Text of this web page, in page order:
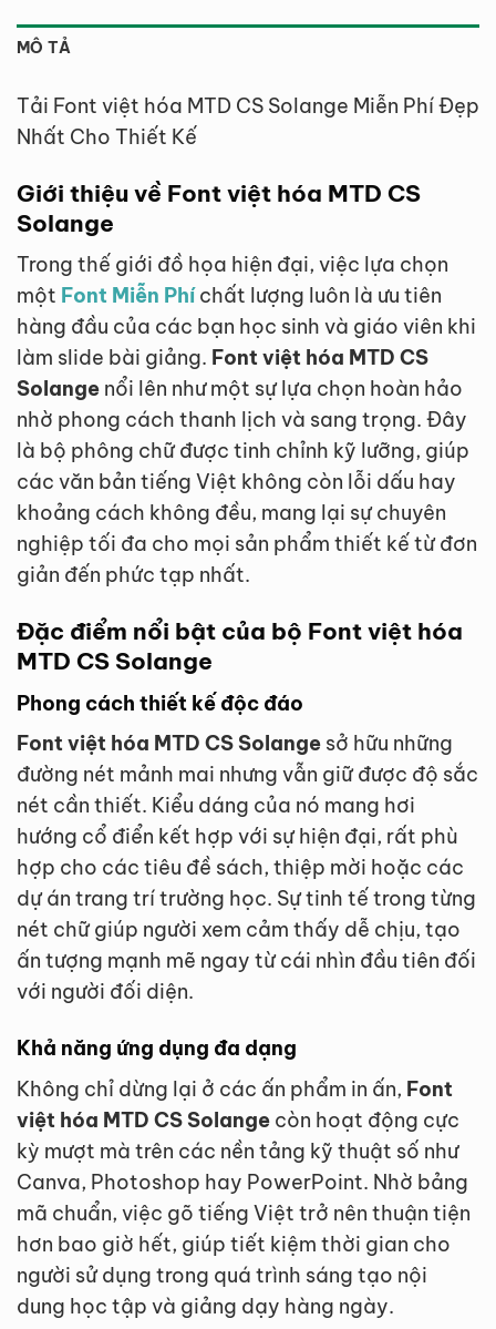
MÔ TẢ
Tải Font việt hóa MTD CS Solange Miễn Phí Đẹp
Nhất Cho Thiết Kế
Giới thiệu về Font việt hóa MTD CS
Solange
Trong thế giới đồ họa hiện đại, việc lựa chọn
một Font Miễn Phíchất lượng luôn là ưu tiên
hàng đầu của các bạn học sinh và giáo viên khi
làm slide bài giảng. Font việt hóa MTD CS
Solange nổi lên như một sự lựa chọn hoàn hảo
nhờ phong cách thanh lịch và sang trọng. Đây
là bộ phông chữ được tinh chỉnh kỹ lưỡng, giúp
các văn bản tiếng Việt không còn lỗi dấu hay
khoảng cách không đều, mang lại sự chuyên
nghiệp tối đa cho mọi sản phẩm thiết kế từ đơn
giản đến phức tạp nhất.
Đặc điểm nổi bật của bộ Font việt hóa
MTD CS Solange
Phong cách thiết kế độc đáo
Font việt hóa MTD CS Solange sở hữu những
đường nét mảnh mai nhưng vẫn giữ được độ sắc
nét cần thiết. Kiểu dáng của nó mang hơi
hướng cổ điển kết hợp với sự hiện đại, rất phù
hợp cho các tiêu đề sách, thiệp mời hoặc các
dự án trang trí trường học. Sự tinh tế trong từng
nét chữ giúp người xem cảm thấy dễ chịu, tạo
ấn tượng mạnh mẽ ngay từ cái nhìn đầu tiên đối
với người đối diện.
Khả năng ứng dụng đa dạng
Không chỉ dừng lại ở các ấn phẩm in ấn, Font
việt hóa MTD CS Solange còn hoạt động cực
kỳ mượt mà trên các nền tảng kỹ thuật số như
Canva, Photoshop hay PowerPoint. Nhờ bảng
mã chuẩn, việc gõ tiếng Việt trở nên thuận tiện
hơn bao giờ hết, giúp tiết kiệm thời gian cho
người sử dụng trong quá trình sáng tạo nội
dung học tập và giảng dạy hàng ngày.